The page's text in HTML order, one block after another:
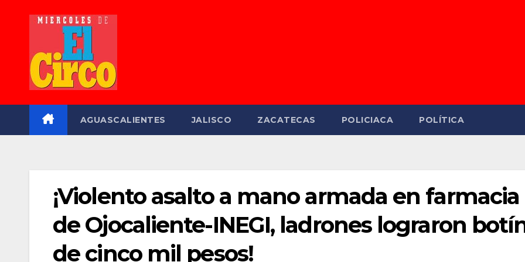
AGUASCALIENTES JALISCO ZACATECAS POLICIACA POLÍTICA
¡Violento asalto a mano armada en farmacia
de Ojocaliente-INEGI, ladrones lograron
de cinco mil pesos!